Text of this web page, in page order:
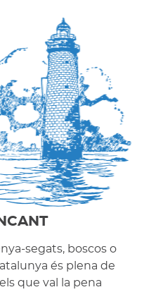
segats, boscos o
és plena de
que val la pena